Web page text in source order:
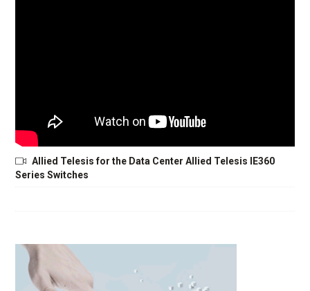
Allied Telesis for the Data Center Allied Telesis IE360
Series Switches